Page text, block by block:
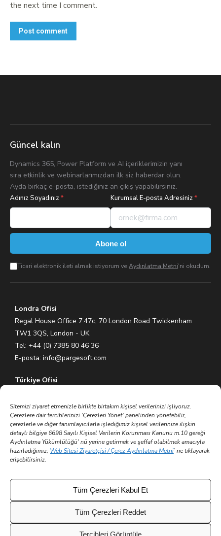
Sitemizi ziyaret etmenizle birlikte birtakım kişisel verilerinizi işliyoruz.
Çerezlere dair tercihlerinizi 'Çerezleri Yönet' panelinden yönetebilir,
çerezlerle ve diğer tanımlayıcılarla işlediğimiz kişisel verilerinize ilişkin
detaylı bilgiye 6698 Sayılı Kişisel Verilerin Korunması Kanunu m.10 gereği
Aydınlatma Yükümlülüğü' nü yerine getirmek ve şeffaf olabilmek amacıyla
hazırladığımız; Web Sitesi Ziyaretçisi / Çerez Aydınlatma Metni’ ne tıklayarak
erişebilirsiniz.
Tüm Çerezleri Kabul Et
Tüm Çerezleri Reddet
Tercihleri Görüntüle
the next time I comment.
Post comment
Güncel kalın
Dynamics 365, Power Platform ve AI içeriklerimizin yanı
sıra etkinlik ve webinarlarımızdan ilk siz haberdar olun.
Ayda birkaç e-posta, istediğiniz an çıkış yapabilirsiniz.
Adınız Soyadınız* Kurumsal E-posta Adresiniz*
Abone ol
Ticari elektronik ileti almak istiyorum veAydınlatma Metni'ni okudum.
Londra Ofisi
Regal House Office 7.47c, 70 London Road Twickenham
TW1 3QS, London - UK
Tel: +44 (0) 7385 80 46 36
E-posta: info@pargesoft.com
Türkiye Ofisi
Ümraniye – İstanbul / Türkiye
Tel: +90 (216) 575 60 70
E-posta:
info@pargesoft.com
Trakya Teknopark Ofisi
Trakya Üniversitesi Ayşe Kadın Yerleşkesi
Merkez – Edirne / Türkiye
E-posta:info@pargesoft.com